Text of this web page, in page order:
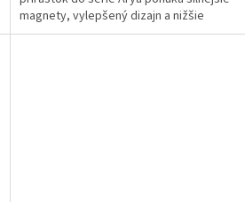
magnety, vylepšený dizajn a nižšie
požiadavky na zosilňovač....